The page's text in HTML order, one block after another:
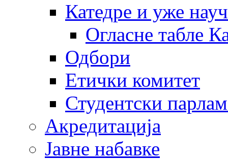
Катедре и уже
Огласне табле
Одбори
Етички комитет
Студентски
Акредитација
Јавне набавке